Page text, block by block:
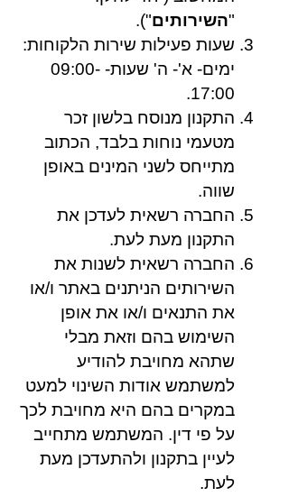
"השירותים").
שעות פעילות שירות הלקוחות:
ימים- א'- ה' שעות- 09:00-
17:00.
התקנון מנוסח בלשון זכר
מטעמי נוחות בלבד, הכתוב
מתייחס לשני המינים באופן
שווה.
החברה רשאית לעדכן את
התקנון מעת לעת.
החברה רשאית לשנות את
השירותים הניתנים באתר ו/או
את התנאים ו/או את אופן
השימוש בהם וזאת מבלי
שתהא מחויבת להודיע
למשתמש אודות השינוי למעט
במקרים בהם היא מחויבת לכך
על פי דין. המשתמש מתחייב
לעיין בתקנון ולהתעדכן מעת
לעת.